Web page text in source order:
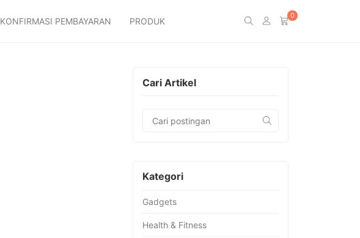
KONFIRMASI PEMBAYARAN PRODUK
0
Cari Artikel
Kategori
Gadgets
Health & Fitness